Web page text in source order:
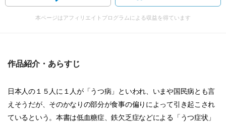
本ページはアフィリエイトプログラムによる収益を得ています
作品紹介・あらすじ
日本人の１５人に１人が「うつ病」といわれ、いまや国民病とも言
えそうだが、そのかなりの部分が食事の偏りによって引き起こされ
ているという。本書は低血糖症、鉄欠乏症などによる「うつ症状」